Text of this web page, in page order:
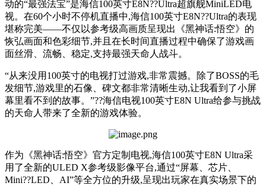
动的“最强法宝”是海信100英寸E8N??Ultra超旗舰MiniLED电
视。在60个小时不停机直播中,海信100英寸E8N??Ultra的表现
堪称完美——不仅以参考级高画质呈现出《黑神话:悟空》的
恢弘画面和色彩细节,并且在长时间直播过程中确保了游戏画
面丝滑、流畅、稳定,支持最强天命人战斗。
“从来没用100英寸的电视打过游戏,非常震撼。除了BOSS的毛
发细节,游戏里的石像、碑文都非常清晰生动,让我看到了小屏
幕里看不到的故事。”??海信电视100英寸E8N Ultra给参与挑战
的天命人带来了全新的游戏体验。
作为《黑神话:悟空》官方定制电视,海信100英寸E8N Ultra采
用了全新的ULED X参考级影像平台,通过“屏幕、芯片、
Mini??LED、AI”等全方位的升级,呈现出玩家在真实场景下的